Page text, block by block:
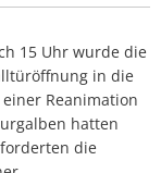
15 Uhr wurde die
in die
Reanimation
hatten
die